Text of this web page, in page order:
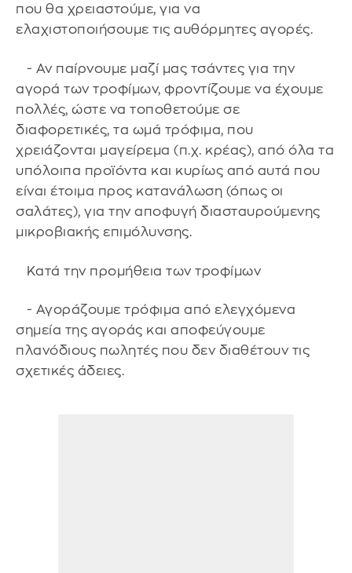
που θα χρειαστούμε, για να
ελαχιστοποιήσουμε τις αυθόρμητες αγορές.
- Αν παίρνουμε μαζί μας τσάντες για την
αγορά των τροφίμων, φροντίζουμε να έχουμε
πολλές, ώστε να τοποθετούμε σε
διαφορετικές, τα ωμά τρόφιμα, που
χρειάζονται μαγείρεμα (π.χ. κρέας), από όλα τα
υπόλοιπα προϊόντα και κυρίως από αυτά που
είναι έτοιμα προς κατανάλωση (όπως οι
σαλάτες), για την αποφυγή διασταυρούμενης
μικροβιακής επιμόλυνσης.
Κατά την προμήθεια των τροφίμων
- Αγοράζουμε τρόφιμα από ελεγχόμενα
σημεία της αγοράς και αποφεύγουμε
πλανόδιους πωλητές που δεν διαθέτουν τις
σχετικές άδειες.